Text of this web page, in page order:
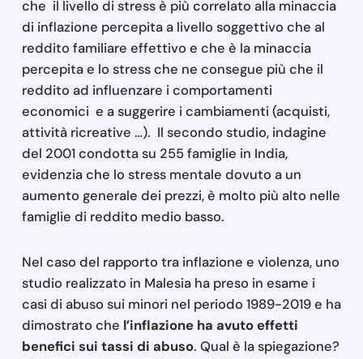
che il livello di stress è più correlato alla minaccia
di inflazione percepita a livello soggettivo che al
reddito familiare effettivo e che è la minaccia
percepita e lo stress che ne consegue più che il
reddito ad influenzare i comportamenti
economici e a suggerire i cambiamenti (acquisti,
attività ricreative …). Il secondo studio, indagine
del 2001 condotta su 255 famiglie in India,
evidenzia che lo stress mentale dovuto a un
aumento generale dei prezzi, è molto più alto nelle
famiglie di reddito medio basso.
Nel caso del rapporto tra inflazione e violenza, uno
studio realizzato in Malesia ha preso in esame i
casi di abuso sui minori nel periodo 1989-2019 e ha
dimostrato che l’inflazione ha avuto effetti
benefici sui tassi di abuso. Qual è la spiegazione?